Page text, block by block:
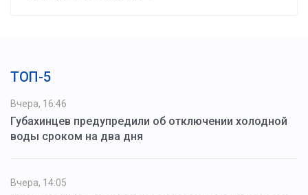
ТОП-5
Вчера, 16:46
Губахинцев предупредили об отключении холодной
воды сроком на два дня
Вчера, 14:05